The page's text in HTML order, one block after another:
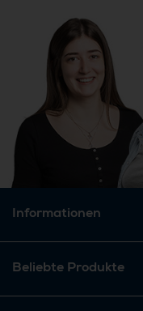
Informationen
Beliebte Produkte